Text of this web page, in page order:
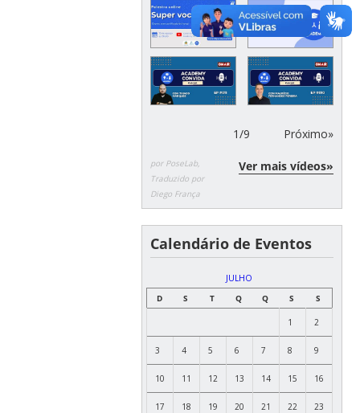
1/9 Próximo»
por PoseLab,
Traduzido por
Diego França
Ver mais vídeos»
Calendário de Eventos
JULHO
D
S T Q Q S S
1 2
3 4 5 6 7 8 9
10 11 12 13 14 15 16
17 18 19 20 21 22 23